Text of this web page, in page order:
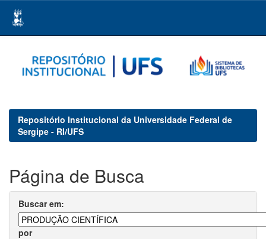
navigation
Repositório Institucional da Universidade Federal de
Sergipe - RI/UFS
Página de Busca
Buscar em:
por